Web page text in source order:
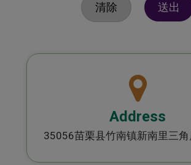
清除 送出
Address
35056苗栗县竹南镇新南里三